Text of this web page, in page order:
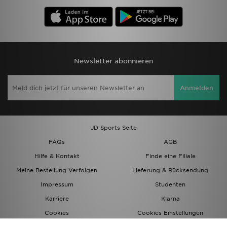
Newsletter abonnieren
Anmelden
JD Sports Seite
FAQs
AGB
Hilfe & Kontakt
Finde eine Filiale
Meine Bestellung Verfolgen
Lieferung & Rücksendung
Impressum
Studenten
Karriere
Klarna
Cookies
Cookies Einstellungen